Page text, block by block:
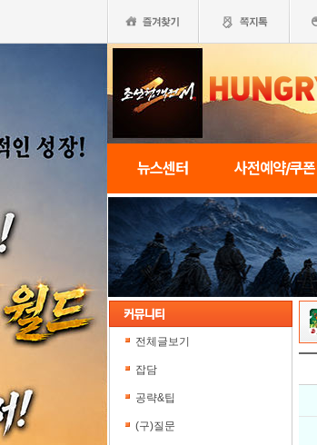
뉴스센터 사전예약/쿠폰
전체글보기
잡담
공략&팁
(구)질문